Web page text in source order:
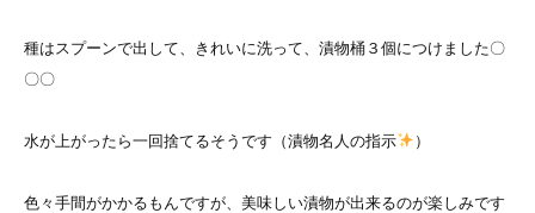
種はスプーンで出して、きれいに洗って、漬物桶３個につけました〇
〇〇
水が上がったら一回捨てるそうです（漬物名人の指示 ）
色々手間がかかるもんですが、美味しい漬物が出来るのが楽しみです